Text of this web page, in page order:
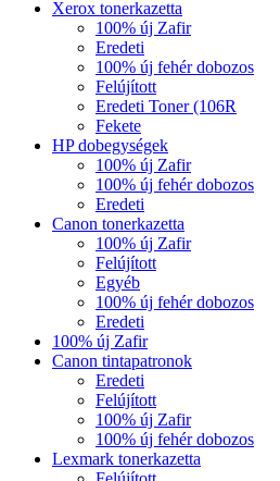
Xerox tonerkazetta
100% új Zafir
Eredeti
100% új fehér dobozos
Felújított
Eredeti Toner (106R
Fekete
HP dobegységek
100% új Zafir
100% új fehér dobozos
Eredeti
Canon tonerkazetta
100% új Zafir
Felújított
Egyéb
100% új fehér dobozos
Eredeti
100% új Zafir
Canon tintapatronok
Eredeti
Felújított
100% új Zafir
100% új fehér dobozos
Lexmark tonerkazetta